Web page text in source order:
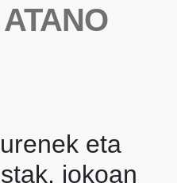
eta
jokoan